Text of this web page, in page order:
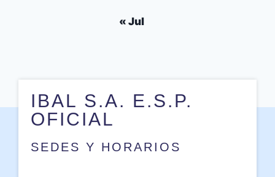
« Jul
IBAL S.A. E.S.P.
OFICIAL
SEDES Y HORARIOS